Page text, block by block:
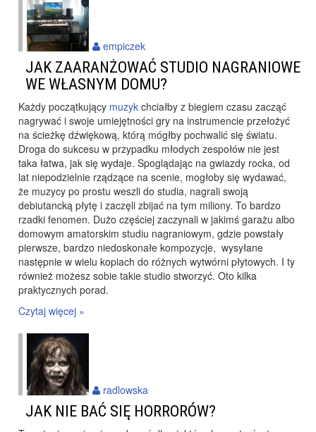
JAK ZAARANŻOWAĆ STUDIO NAGRANIOWE
WE WŁASNYM DOMU?
Każdy początkujący muzyk chciałby z biegiem czasu zacząć
nagrywać i swoje umiejętności gry na instrumencie przełożyć
na ścieżkę dźwiękową, którą mógłby pochwalić się światu.
Droga do sukcesu w przypadku młodych zespołów nie jest
taka łatwa, jak się wydaje. Spoglądając na gwiazdy rocka, od
lat niepodzielnie rządzące na scenie, mogłoby się wydawać,
że muzycy po prostu weszli do studia, nagrali swoją
debiutancką płytę i zaczęli zbijać na tym miliony. To bardzo
rzadki fenomen. Dużo częściej zaczynali w jakimś garażu albo
domowym amatorskim studiu nagraniowym, gdzie powstały
pierwsze, bardzo niedoskonałe kompozycje, wysyłane
następnie w wielu kopiach do różnych wytwórni płytowych. I ty
również możesz sobie takie studio stworzyć. Oto kilka
praktycznych porad.
Czytaj więcej »
empiczek
JAK NIE BAĆ SIĘ HORRORÓW?
radlowska